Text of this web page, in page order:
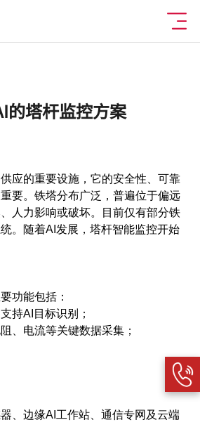
的塔杆监控方案
应的重要设施，它的安全性、可靠
要。铁塔分布广泛，普遍位于偏远
人力影响或破坏。目前仅有部分铁
。随着AI发展，塔杆智能监控开始
功能包括：
持AI目标识别；
、电流等关键数据采集；
、边缘AI工作站、通信专网及云端